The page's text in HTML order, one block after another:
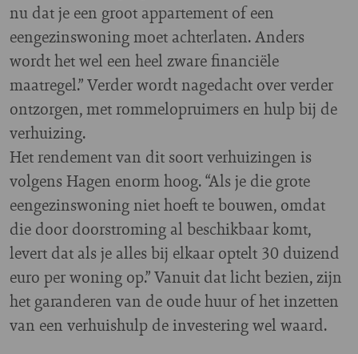
nu dat je een groot appartement of een
eengezinswoning moet achterlaten. Anders
wordt het wel een heel zware financiële
maatregel.” Verder wordt nagedacht over verder
ontzorgen, met rommelopruimers en hulp bij de
verhuizing.
Het rendement van dit soort verhuizingen is
volgens Hagen enorm hoog. “Als je die grote
eengezinswoning niet hoeft te bouwen, omdat
die door doorstroming al beschikbaar komt,
levert dat als je alles bij elkaar optelt 30 duizend
euro per woning op.” Vanuit dat licht bezien, zijn
het garanderen van de oude huur of het inzetten
van een verhuishulp de investering wel waard.